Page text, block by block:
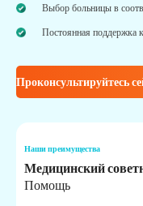
Выбор больницы в
Постоянная поддержка
Проконсультируйтесь
Наши преимущества
Медицинский
Помощь